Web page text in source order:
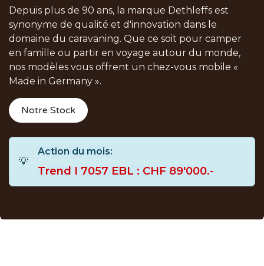
Depuis plus de 90 ans, la marque Dethleffs est
synonyme de qualité et d'innovation dans le
domaine du caravaning. Que ce soit pour camper
en famille ou partir en voyage autour du monde,
nos modèles vous offrent un chez-vous mobile «
Made in Germany ».
Notre Stock
💡
Action du mois:
Trend I 7057 EBL : CHF ​89'000.-